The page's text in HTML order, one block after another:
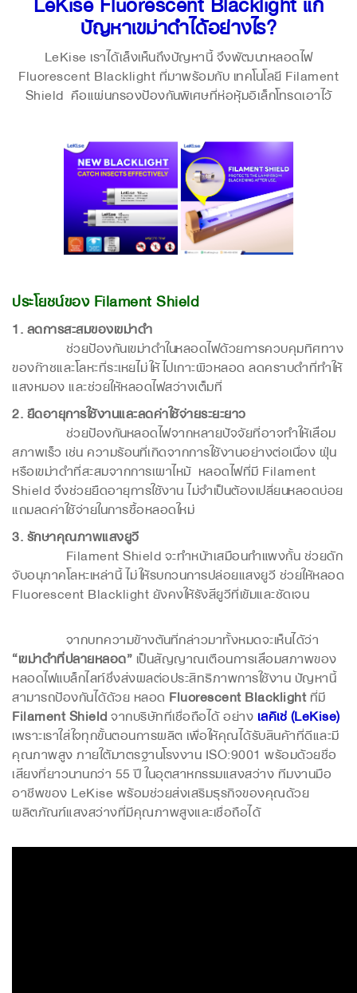
ปัญหาเขม่าดำได้อย่างไร?
LeKise เราได้เล็งเห็นถึงปัญหานี้ จึงพัฒนาหลอดไฟ
Fluorescent Blacklight ที่มาพร้อมกับ เทคโนโลยี Filament
Shield คือแผ่นกรองป้องกันพิเศษที่ห่อหุ้มอิเล็กโทรดเอาไว้
ประโยชน์ของ Filament Shield
1. ลดการสะสมของเขม่าดำ
ช่วยป้องกันเขม่าดำในหลอดไฟด้วยการควบคุมทิศทาง
ของก๊าซและโลหะที่ระเหยไม่ให้ไปเกาะผิวหลอด ลดคราบดำที่ทำให้
แสงหมอง และช่วยให้หลอดไฟสว่างเต็มที่
2. ยืดอายุการใช้งานและลดค่าใช้จ่ายระยะยาว
ช่วยป้องกันหลอดไฟจากหลายปัจจัยที่อาจทำให้เสื่อม
สภาพเร็ว เช่น ความร้อนที่เกิดจากการใช้งานอย่างต่อเนื่อง ฝุ่น
หรือเขม่าดำที่สะสมจากการเผาไหม้ หลอดไฟที่มี Filament
Shield จึงช่วยยืดอายุการใช้งาน ไม่จำเป็นต้องเปลี่ยนหลอดบ่อย
แถมลดค่าใช้จ่ายในการซื้อหลอดใหม่
3. รักษาคุณภาพแสงยูวี
Filament Shield จะทำหน้าเสมือนกำแพงกั้น ช่วยดัก
จับอนุภาคโลหะเหล่านี้ ไม่ให้รบกวนการปล่อยแสงยูวี ช่วยให้หลอด
Fluorescent Blacklight ยังคงให้รังสียูวีที่เข้มและชัดเจน
จากบทความข้างต้นที่กล่าวมาทั้งหมดจะเห็นได้ว่า
“เขม่าดำที่ปลายหลอด”เป็นสัญญาณเตือนการเสื่อมสภาพของ
หลอดไฟแบล็กไลท์ซึ่งส่งผลต่อประสิทธิภาพการใช้งาน ปัญหานี้
สามารถป้องกันได้ด้วย หลอด Fluorescent Blacklightที่มี
Filament Shieldจากบริษัทที่เชื่อถือได้ อย่างเลคิเซ่ (LeKise)
เพราะเราใส่ใจทุกขั้นตอนการผลิต เพื่อให้คุณได้รับสินค้าที่ดีและมี
คุณภาพสูง ภายใต้มาตรฐานโรงงาน ISO:9001 พร้อมด้วยชื่อ
เสียงที่ยาวนานกว่า 55 ปี ในอุตสาหกรรมแสงสว่าง ทีมงานมือ
อาชีพของ LeKise พร้อมช่วยส่งเสริมธุรกิจของคุณด้วย
ผลิตภัณฑ์แสงสว่างที่มีคุณภาพสูงและเชื่อถือได้